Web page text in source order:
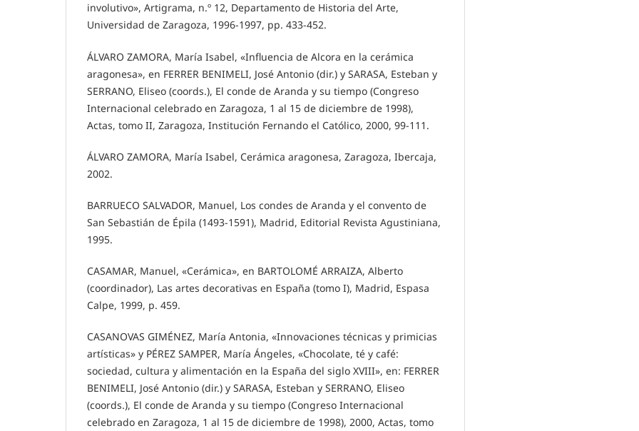
involutivo», Artigrama, n.º 12, Departamento de Historia del Arte,
Universidad de Zaragoza, 1996-1997, pp. 433-452.
ÁLVARO ZAMORA, María Isabel, «Influencia de Alcora en la cerámica
aragonesa», en FERRER BENIMELI, José Antonio (dir.) y SARASA, Esteban y
SERRANO, Eliseo (coords.), El conde de Aranda y su tiempo (Congreso
Internacional celebrado en Zaragoza, 1 al 15 de diciembre de 1998),
Actas, tomo II, Zaragoza, Institución Fernando el Católico, 2000, 99-111.
ÁLVARO ZAMORA, María Isabel, Cerámica aragonesa, Zaragoza, Ibercaja,
2002.
BARRUECO SALVADOR, Manuel, Los condes de Aranda y el convento de
San Sebastián de Épila (1493-1591), Madrid, Editorial Revista Agustiniana,
1995.
CASAMAR, Manuel, «Cerámica», en BARTOLOMÉ ARRAIZA, Alberto
(coordinador), Las artes decorativas en España (tomo I), Madrid, Espasa
Calpe, 1999, p. 459.
CASANOVAS GIMÉNEZ, María Antonia, «Innovaciones técnicas y primicias
artísticas» y PÉREZ SAMPER, María Ángeles, «Chocolate, té y café:
sociedad, cultura y alimentación en la España del siglo XVIII», en: FERRER
BENIMELI, José Antonio (dir.) y SARASA, Esteban y SERRANO, Eliseo
(coords.), El conde de Aranda y su tiempo (Congreso Internacional
celebrado en Zaragoza, 1 al 15 de diciembre de 1998), 2000, Actas, tomo